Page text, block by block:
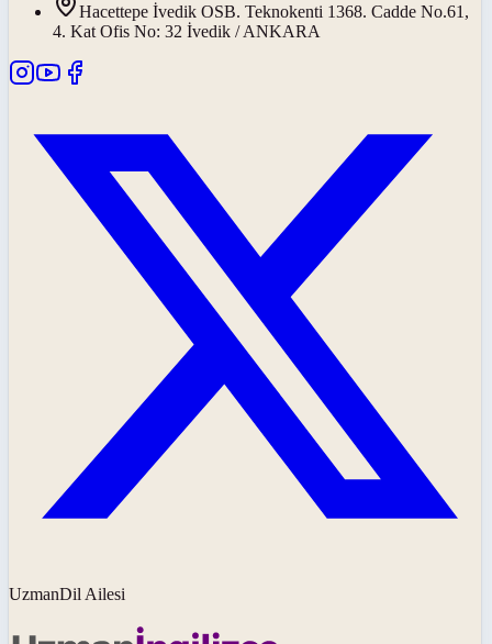
Hacettepe İvedik OSB. Teknokenti 1368. Cadde No.61,
4. Kat Ofis No: 32 İvedik / ANKARA
UzmanDil Ailesi